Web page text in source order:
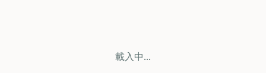
載入中...